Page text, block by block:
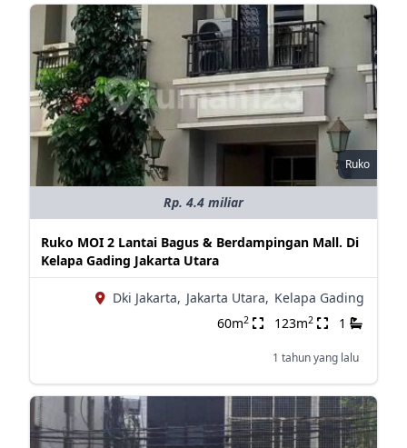
Ruko
Rp. 4.4 miliar
Ruko MOI 2 Lantai Bagus & Berdampingan Mall. Di
Kelapa Gading Jakarta Utara
Dki Jakarta, Jakarta Utara, Kelapa Gading
60m2 123m2 1
1 tahun yang lalu